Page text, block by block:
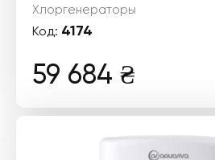
Хлоргенераторы
Код: 4174
59 684 ₴